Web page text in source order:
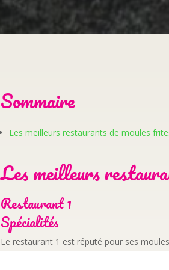
Sommaire
Les meilleurs restaurants de moules
Les meilleurs
Restaurant 1
Spécialités
Le restaurant 1 est réputé pour ses